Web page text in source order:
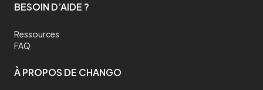
BESOIN D’AIDE ?
Ressources
FAQ
À PROPOS DE CHANGO